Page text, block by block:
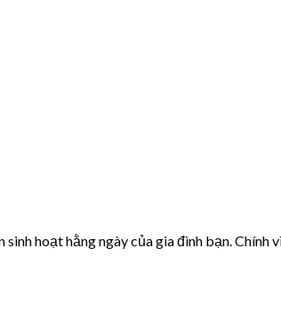
hoạt hằng ngày của gia đình bạn. Chính